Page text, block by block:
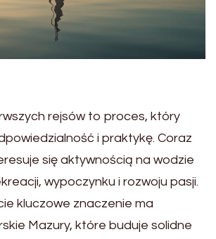
rejsów to proces, który
i praktykę. Coraz
się aktywnością na wodzie
wypoczynku i rozwoju pasji.
kluczowe znaczenie ma
Mazury, które buduje solidne